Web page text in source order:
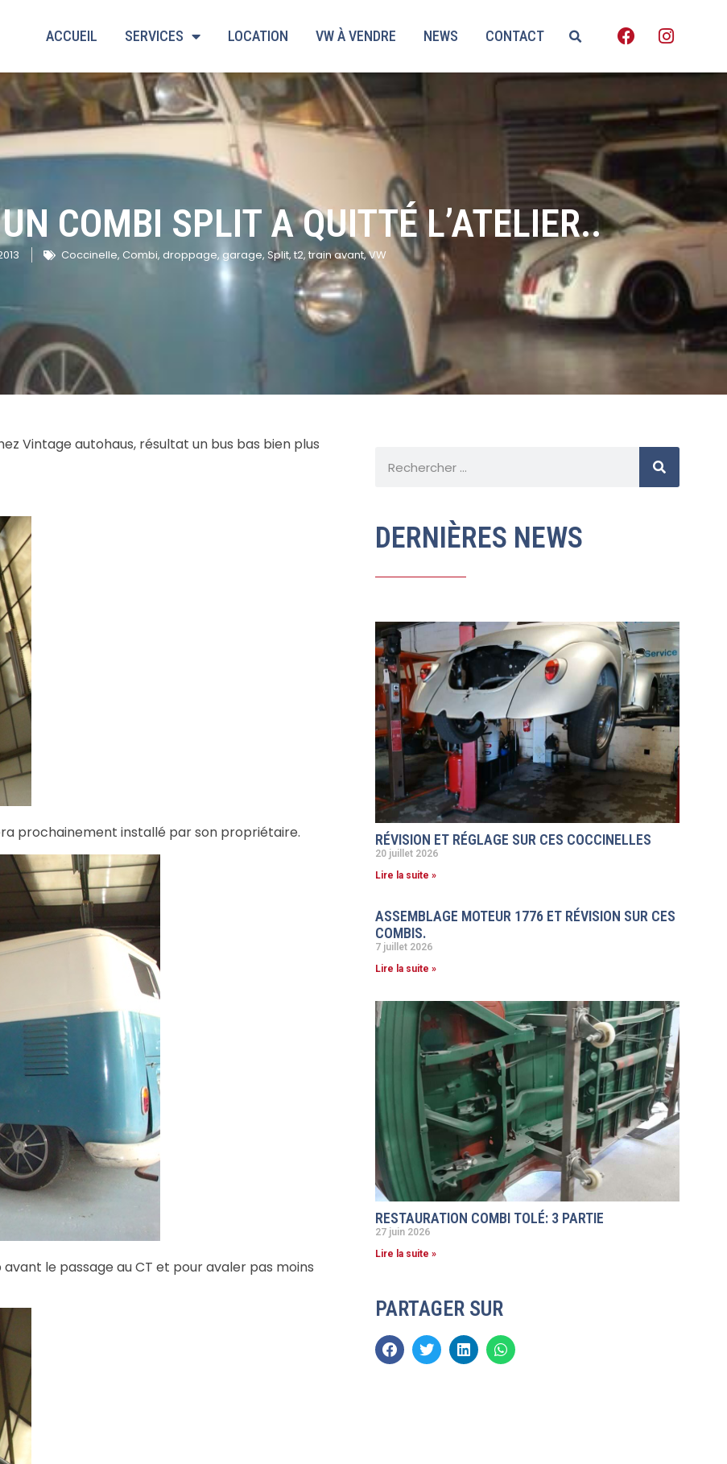
ACCUEIL SERVICES LOCATION VW À VENDRE NEWS CONTACT
COMBI SPLIT A QUITTÉ L’ATELIER..
Coccinelle, Combi, droppage, garage, Split, t2, train avant,VW
Vintage autohaus, résultat un bus bas bien plus
prochainement installé par son propriétaire.
le passage au CT et pour avaler pas moins
DERNIÈRES NEWS
RÉVISION ET RÉGLAGE SUR CES COCCINELLES
20 juillet 2026
Lire la suite »
ASSEMBLAGE MOTEUR 1776 ET RÉVISION SUR CES
COMBIS.
7 juillet 2026
Lire la suite »
RESTAURATION COMBI TOLÉ: 3 PARTIE
27 juin 2026
Lire la suite »
PARTAGER SUR